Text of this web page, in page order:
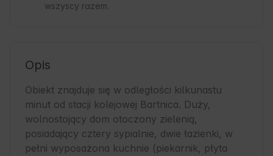
wszyscy razem.
Opis
Obiekt znajduje się w odległości kilkunastu
minut od stacji kolejowej Bartnica. Duży,
wolnostojący dom otoczony zielenią,
posiadający cztery sypialnie, dwie łazienki, w
pełni wyposażona kuchnie (piekarnik, płyta